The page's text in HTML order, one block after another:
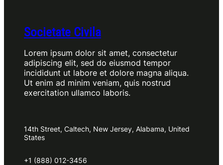
Societate Civila
Lorem ipsum dolor sit amet, consectetur
adipiscing elit, sed do eiusmod tempor
incididunt ut labore et dolore magna aliqua.
Ut enim ad minim veniam, quis nostrud
exercitation ullamco laboris.
14th Street, Caltech, New Jersey, Alabama, United
States
+1 (888) 012-3456